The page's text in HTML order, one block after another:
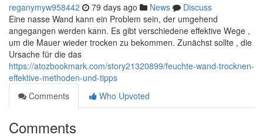
reganymyw958442 79 days ago News
Discuss
Eine nasse Wand kann ein Problem sein, der umgehend
angegangen werden kann. Es gibt verschiedene effektive Wege ,
um die Mauer wieder trocken zu bekommen. Zunächst sollte , die
Ursache für die das
https://atozbookmark.com/story21320899/feuchte-wand-trocknen-
effektive-methoden-und-tipps
Comments
Who Upvoted
Comments